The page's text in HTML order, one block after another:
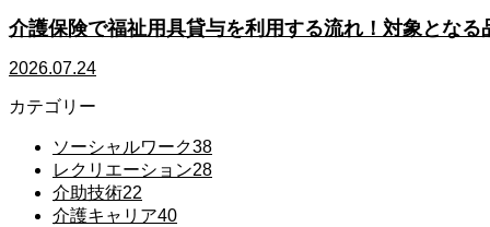
介護保険で福祉用具貸与を利用する流れ！対象となる
2026.07.24
カテゴリー
ソーシャルワーク38
レクリエーション28
介助技術22
介護キャリア40